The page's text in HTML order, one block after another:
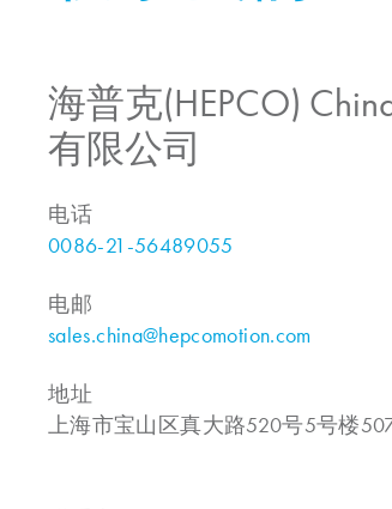
海普克(HEPCO)
有限公司
电话
0086-21-56489055
电邮
sales.china@hepcomotion.com
地址
上海市宝山区真大路520号5号楼